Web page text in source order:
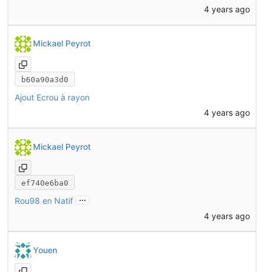
4 years ago
Mickael Peyrot
b60a90a3d0
Ajout Ecrou à rayon
4 years ago
Mickael Peyrot
ef740e6ba0
Rou98 en Natif ...
4 years ago
Youen